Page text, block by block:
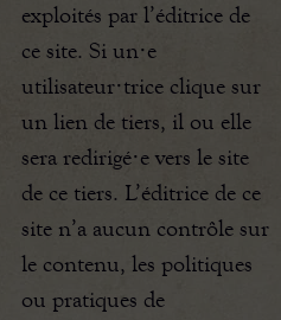
exploités par l’éditrice de
ce site. Si un·e
utilisateur·trice clique sur
un lien de tiers, il ou elle
sera redirigé·e vers le site
de ce tiers. L’éditrice de ce
site n’a aucun contrôle sur
le contenu, les politiques
ou pratiques de